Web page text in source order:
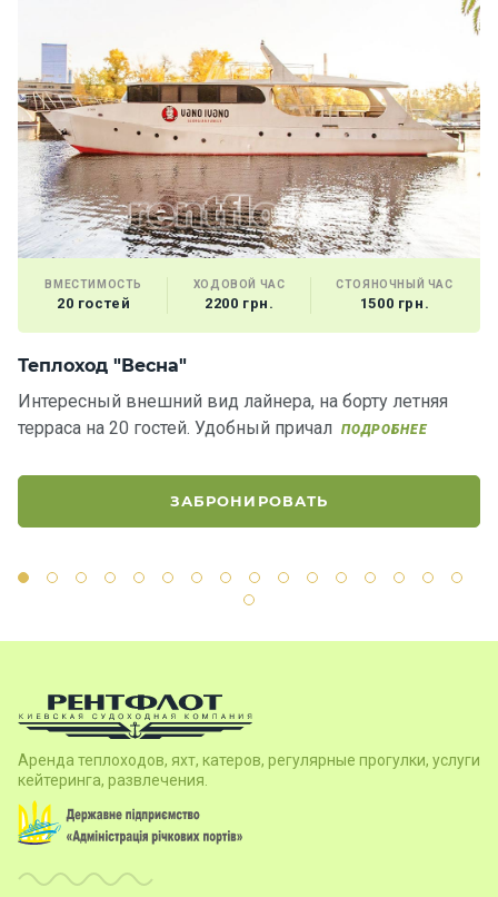
ВМЕСТИМОСТЬ
20 гостей
ХОДОВОЙ ЧАС
2200 грн.
СТОЯНОЧНЫЙ ЧАС
1500 грн.
Теплоход "Весна"
Интересный внешний вид лайнера, на борту летняя
терраса на 20 гостей. Удобный причал
ПОДРОБНЕЕ
ЗАБРОНИРОВАТЬ
Аренда теплоходов, яхт, катеров, регулярные прогулки, услуги
кейтеринга, развлечения.
икаты
Развле
чения
Речные
прогулк
и
Отзывы
Контакт